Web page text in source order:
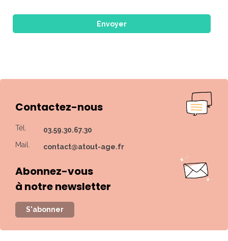
Contactez-nous
Tél.
03.59.30.67.30
Mail.
contact@atout-age.fr
Abonnez-vous
à notre newsletter
S'abonner